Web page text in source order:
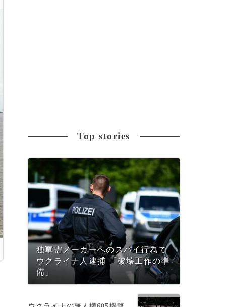
Top stories
独軍需メーカーへのスパイ行為で
ウクライナ人逮捕 「破壊工作の準
備」